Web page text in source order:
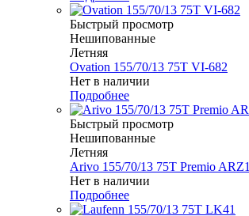
Быстрый просмотр
Нешипованные
Летняя
Ovation 155/70/13 75T VI-682
Нет в наличии
Подробнее
Быстрый просмотр
Нешипованные
Летняя
Arivo 155/70/13 75T Premio ARZ1
Нет в наличии
Подробнее